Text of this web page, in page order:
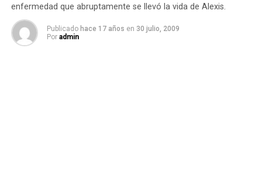
enfermedad que abruptamente se llevó la vida de Alexis.
Publicado hace 17 años en 30 julio, 2009
Por admin